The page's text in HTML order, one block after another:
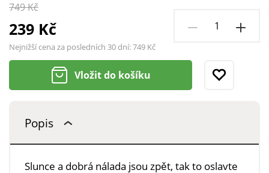
749 Kč
239 Kč
Nejnižší cena za posledních 30 dní:749 Kč
Vložit do košíku
Popis
Slunce a dobrá nálada jsou zpět, tak to oslavte